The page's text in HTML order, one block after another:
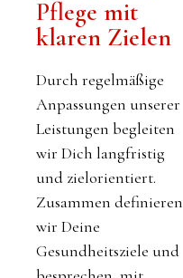
Pflege mit
klaren Zielen
Durch regelmäßige
Anpassungen unserer
Leistungen begleiten
wir Dich langfristig
und zielorientiert.
Zusammen definieren
wir Deine
Gesundheitsziele und